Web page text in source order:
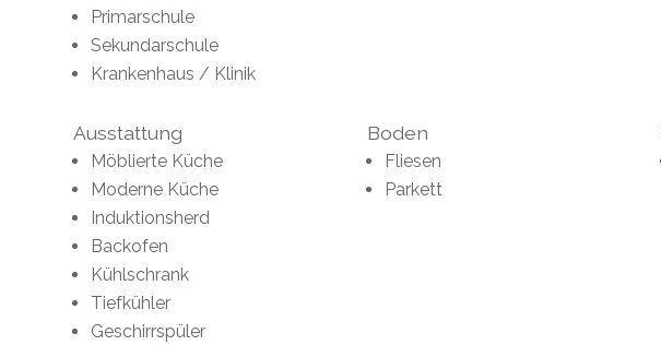
Primarschule
Sekundarschule
Krankenhaus / Klinik
Ausstattung
Möblierte Küche
Moderne Küche
Induktionsherd
Backofen
Kühlschrank
Tiefkühler
Geschirrspüler
Boden
Fliesen
Parkett